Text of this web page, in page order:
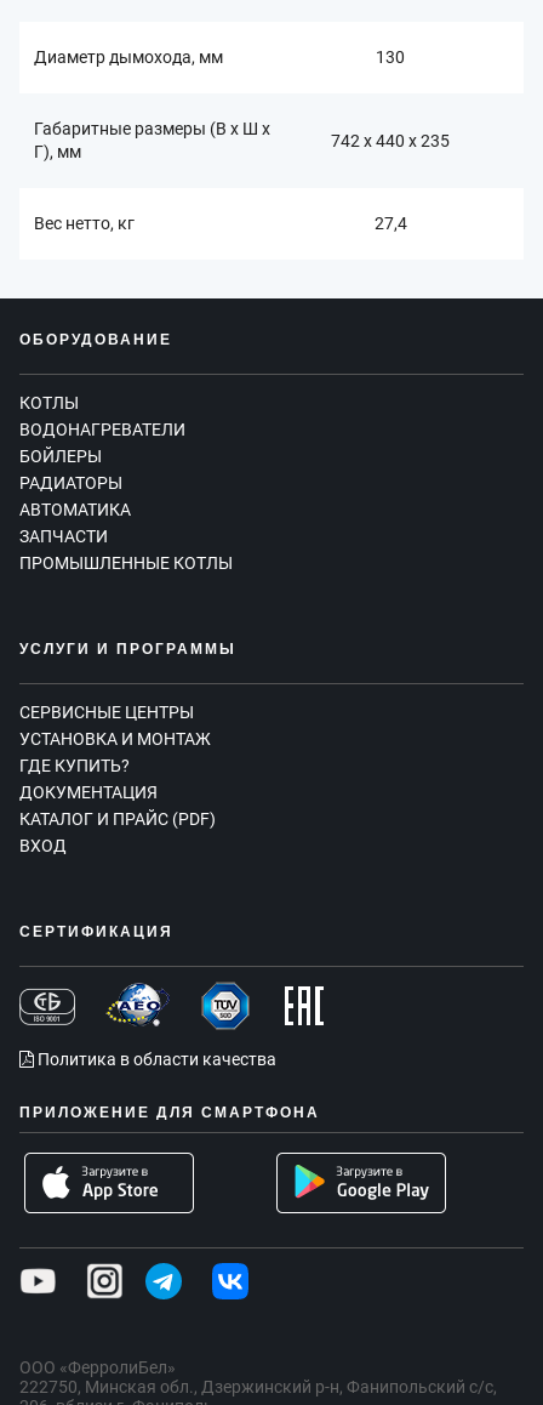
Диаметр дымохода, мм 130
Габаритные размеры (В x Ш x
Г), мм
742 x 440 x 235
Вес нетто, кг 27,4
ОБОРУДОВАНИЕ
КОТЛЫ
ВОДОНАГРЕВАТЕЛИ
БОЙЛЕРЫ
РАДИАТОРЫ
АВТОМАТИКА
ЗАПЧАСТИ
ПРОМЫШЛЕННЫЕ КОТЛЫ
УСЛУГИ И ПРОГРАММЫ
СЕРВИСНЫЕ ЦЕНТРЫ
УСТАНОВКА И МОНТАЖ
ГДЕ КУПИТЬ?
ДОКУМЕНТАЦИЯ
КАТАЛОГ И ПРАЙС (PDF)
ВХОД
СЕРТИФИКАЦИЯ
Политика в области качества
ПРИЛОЖЕНИЕ ДЛЯ СМАРТФОНА
ООО «ФерролиБел»
222750, Минская обл., Дзержинский р-н, Фанипольский с/с,